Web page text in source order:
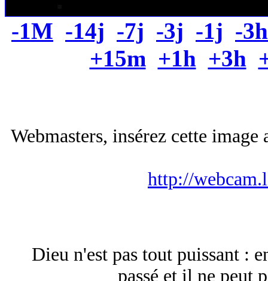
-1M -14j -7j -3j -1j -3h
+15m +1h +3h
Webmasters, insérez cette
http://
Dieu n'est pas tout puissant :
passé et il ne peut